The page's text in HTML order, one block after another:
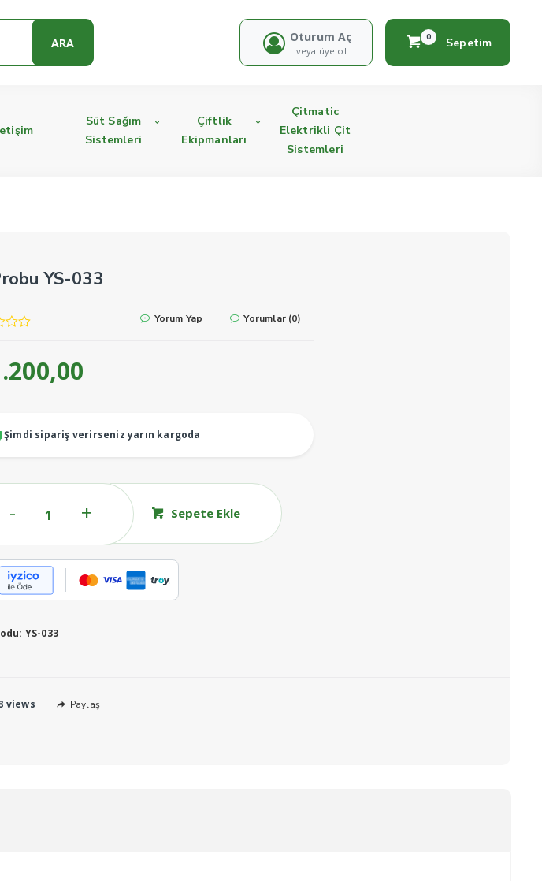
ARA Oturum Aç
veya üye ol
0 Sepetim
Süt Sağım
Sistemleri
Çiftlik
Ekipmanları
Çitmatic
Elektrikli Çit
Sistemleri
YS-033
Yorum Yap Yorumlar (0)
Şimdi sipariş verirseniz yarın kargoda
Isı
YS-
033
adet
Sepete Ekle
YS-033
views Paylaş